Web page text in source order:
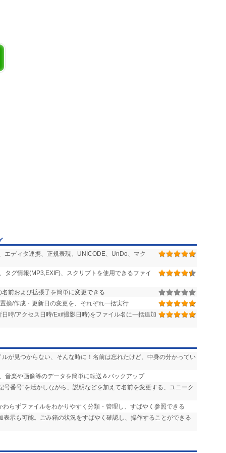
エディタ連携、正規表現、UNICODE、UnDo、マク
タグ情報(MP3,EXIF)、スクリプトを使用できるファイ
前および拡張子を簡単に変更できる
換/作成・更新日の変更を、それぞれ一括実行
時/アクセス日時/Exif撮影日時)をファイル名に一括追加
が見つからない、そんな時に！名前は忘れたけど、中身の分かってい
音楽や画像等のデータを簡単に転送＆バックアップ
号番号”を活かしながら、説明などを加えて名前を変更する、ユニーク
らずファイルをわかりやすく分類・管理し、すばやく参照できる
表示も可能。ごみ箱の状況をすばやく確認し、操作することができる